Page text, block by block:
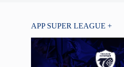
APP SUPER LEAGUE +